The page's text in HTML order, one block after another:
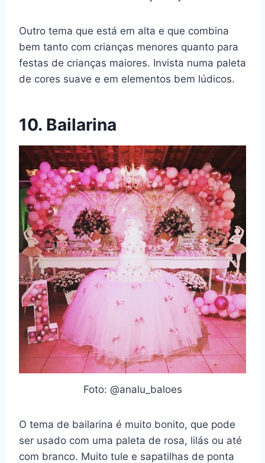
Outro tema que está em alta e que combina
bem tanto com crianças menores quanto para
festas de crianças maiores. Invista numa paleta
de cores suave e em elementos bem lúdicos.
10. Bailarina
Foto: @analu_baloes
O tema de bailarina é muito bonito, que pode
ser usado com uma paleta de rosa, lilás ou até
com branco. Muito tule e sapatilhas de ponta